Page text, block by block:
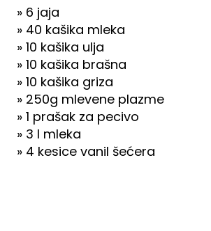
» 6 jaja
» 40 kašika mleka
» 10 kašika ulja
» 10 kašika brašna
» 10 kašika griza
» 250g mlevene plazme
» 1 prašak za pecivo
» 3 l mleka
» 4 kesice vanil šećera